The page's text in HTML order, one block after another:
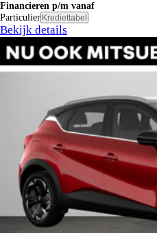
Financieren p/m vanaf
Particulier Krediettabel
Bekijk details